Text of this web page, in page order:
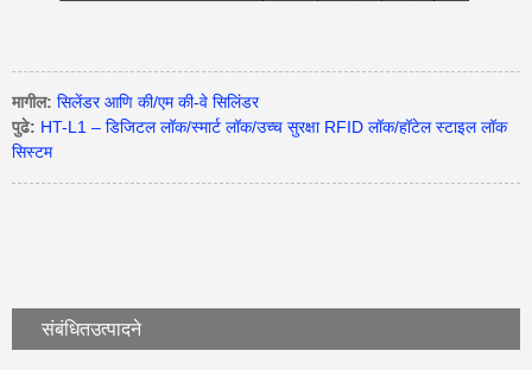
मागील: सिलेंडर आणि की/एम की-वे सिलिंडर
पुढे: HT-L1 – डिजिटल लॉक/स्मार्ट लॉक/उच्च सुरक्षा RFID लॉक/हॉटेल स्टाइल लॉक
सिस्टम
संबंधितउत्पादने